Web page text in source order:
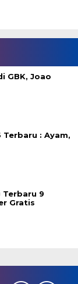
GBK, Joao
: Ayam,
Terbaru 9
Gratis